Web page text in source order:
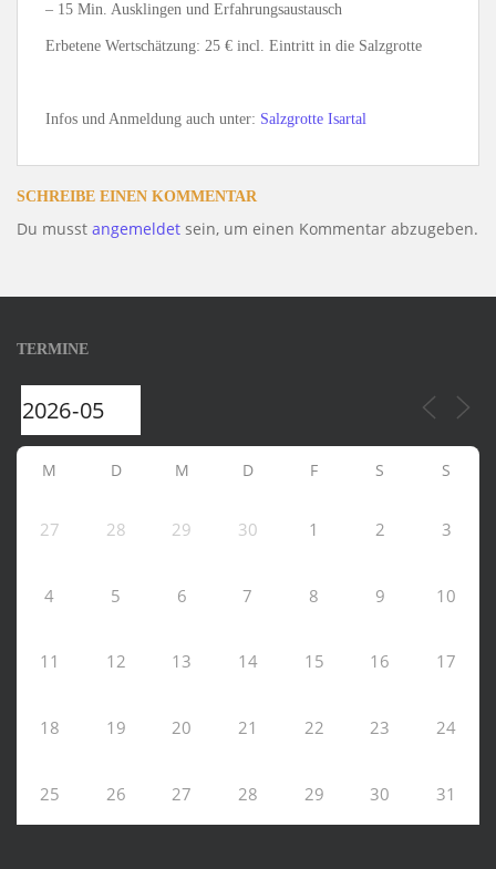
– 15 Min. Ausklingen und Erfahrungsaustausch
Erbetene Wertschätzung: 25 € incl. Eintritt in die Salzgrotte
Infos und Anmeldung auch unter: Salzgrotte Isartal
SCHREIBE EINEN KOMMENTAR
Du musst angemeldet sein, um einen Kommentar abzugeben.
TERMINE
M D M D F S S
27 28 29 30 1 2 3
4 5 6 7 8 9 10
11 12 13 14 15 16 17
18 19 20 21 22 23 24
25 26 27 28 29 30 31